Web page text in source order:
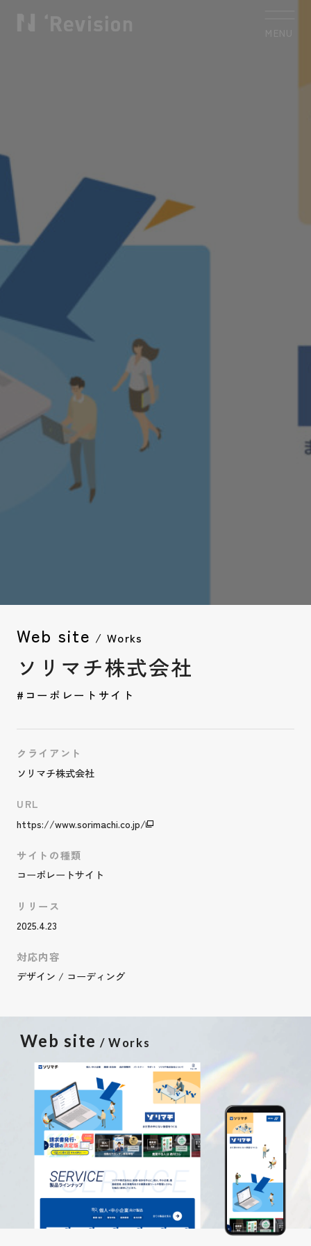
サービス Service
お客様の声 Voice
コラム Column
お知らせ
Web site / Works
ソリマチ株式会社
#コーポレートサイト
クライアント
ソリマチ株式会社
URL
https://www.sorimachi.co.jp/
サイトの種類
コーポレートサイト
リリース
2025.4.23
対応内容
デザイン / コーディング
Web site / Works